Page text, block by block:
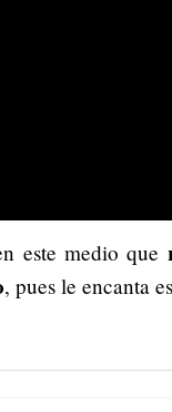
este medio que
, pues le encanta